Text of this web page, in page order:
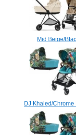
Mid Beige/
DJ Khaled/Chrome